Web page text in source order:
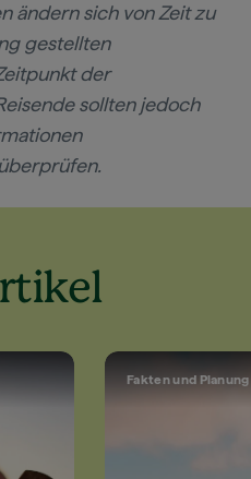
ändern sich von Zeit zu
gestellten
der
sollten jedoch
Fakten und Planung